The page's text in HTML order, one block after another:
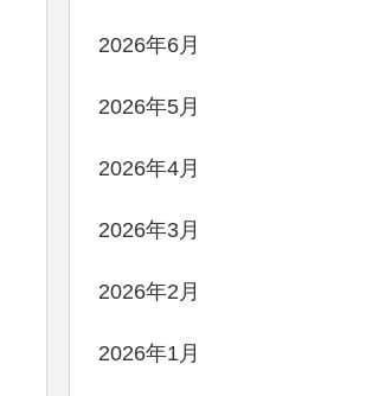
2026年6月
2026年5月
2026年4月
2026年3月
2026年2月
2026年1月